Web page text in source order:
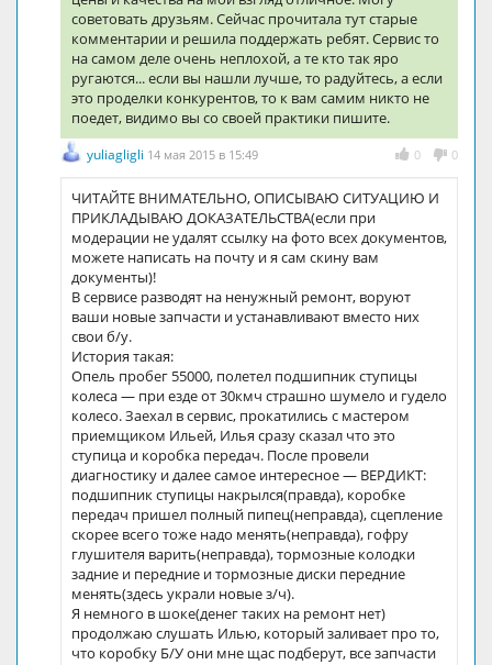
советовать друзьям. Сейчас прочитала тут старые
комментарии и решила поддержать ребят. Сервис то
на самом деле очень неплохой, а те кто так яро
ругаются... если вы нашли лучше, то радуйтесь, а если
это проделки конкурентов, то к вам самим никто не
поедет, видимо вы со своей практики пишите.
0 0
yuliagligli 14 мая 2015 в 15:49
ЧИТАЙТЕ ВНИМАТЕЛЬНО, ОПИСЫВАЮ СИТУАЦИЮ И
ПРИКЛАДЫВАЮ ДОКАЗАТЕЛЬСТВА(если при
модерации не удалят ссылку на фото всех документов,
можете написать на почту и я сам скину вам
документы)!
В сервисе разводят на ненужный ремонт, воруют
ваши новые запчасти и устанавливают вместо них
свои б/у.
История такая:
Опель пробег 55000, полетел подшипник ступицы
колеса — при езде от 30кмч страшно шумело и гудело
колесо. Заехал в сервис, прокатились с мастером
приемщиком Ильей, Илья сразу сказал что это
ступица и коробка передач. После провели
диагностику и далее самое интересное — ВЕРДИКТ:
подшипник ступицы накрылся(правда), коробке
передач пришел полный пипец(неправда), сцепление
скорее всего тоже надо менять(неправда), гофру
глушителя варить(неправда), тормозные колодки
задние и передние и тормозные диски передние
менять(здесь украли новые з/ч).
Я немного в шоке(денег таких на ремонт нет)
продолжаю слушать Илью, который заливает про то,
что коробку Б/У они мне щас подберут, все запчасти